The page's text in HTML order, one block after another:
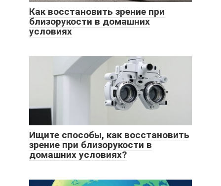
Как восстановить зрение при
близорукости в домашних
условиях
Ищите способы, как восстановить
зрение при близорукости в
домашних условиях?